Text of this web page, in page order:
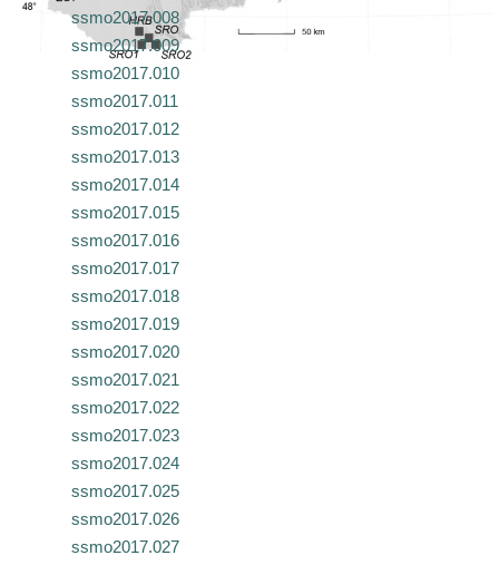
ssmo2017.008
ssmo2017.009
ssmo2017.010
ssmo2017.011
ssmo2017.012
ssmo2017.013
ssmo2017.014
ssmo2017.015
ssmo2017.016
ssmo2017.017
ssmo2017.018
ssmo2017.019
ssmo2017.020
ssmo2017.021
ssmo2017.022
ssmo2017.023
ssmo2017.024
ssmo2017.025
ssmo2017.026
ssmo2017.027